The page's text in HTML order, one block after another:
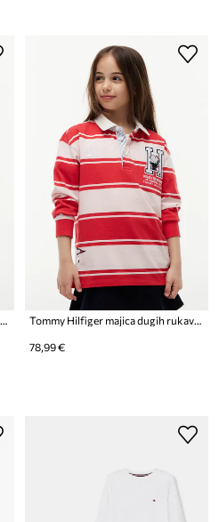
Tommy Hilfiger majica dugih rukava za djecu od pamuka Tommy Hilfiger majica dugih rukava za djecu od pamuka
78,99 €